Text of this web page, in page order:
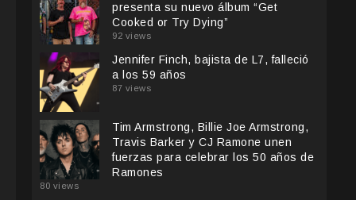
presenta su nuevo álbum “Get
Cooked or Try Dying”
92 views
Jennifer Finch, bajista de L7, falleció
a los 59 años
87 views
Tim Armstrong, Billie Joe Armstrong,
Travis Barker y CJ Ramone unen
fuerzas para celebrar los 50 años de
Ramones
80 views